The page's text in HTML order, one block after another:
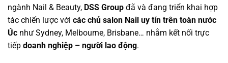
ngành Nail & Beauty, DSS Group đã và đang triển khai hợp
tác chiến lược với các chủ salon Nail uy tín trên toàn nước
Úc như Sydney, Melbourne, Brisbane… nhằm kết nối trực
tiếp doanh nghiệp – người lao động.